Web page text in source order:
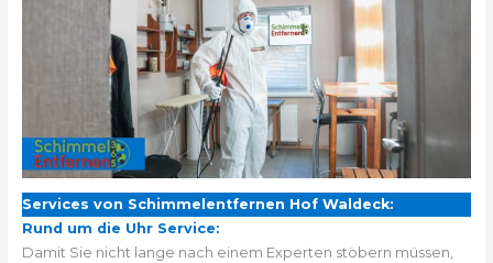
Services von Schimmelentfernen Hof Waldeck:
Rund um die Uhr Service:
Damit Sie nicht lange nach einem Experten stöbern müssen,